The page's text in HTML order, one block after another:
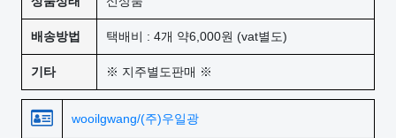
배송방법 택배비 : 4개 약6,000원 (vat별도)
기타 ※ 지주별도판매 ※
wooilgwang/(주)우일광